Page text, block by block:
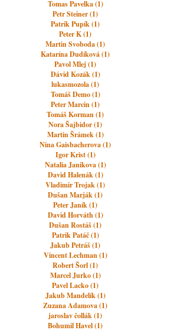
Tomas Pavelka (1)
Petr Steiner (1)
Patrik Pupík (1)
Peter K (1)
Martin Svoboda (1)
Katarína Dudíková (1)
Pavol Mlej (1)
Dávid Kozák (1)
lukasmozola (1)
Tomáš Demo (1)
Peter Marcin (1)
Tomáš Korman (1)
Nora Šajbidor (1)
Martin Šrámek (1)
Nina Gaisbacherova (1)
Igor Krist (1)
Natalia Janikova (1)
David Halenák (1)
Vladimir Trojak (1)
Dušan Marják (1)
Peter Janík (1)
David Horváth (1)
Dušan Rostáš (1)
Patrik Patáč (1)
Jakub Petráš (1)
Vincent Lechman (1)
Robert Šorl (1)
Marcel Jurko (1)
Pavel Lacko (1)
Jakub Mandelík (1)
Zuzana Adamova (1)
jaroslav čollák (1)
Bohumil Havel (1)